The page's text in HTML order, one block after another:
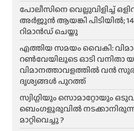
പോലീസിനെ വെല്ലുവിളിച്ച്
അർജുൻ ആയങ്കി പിടിയിൽ;
റിമാൻഡ് ചെയ്തു
എത്തിയ സമയം വൈകി:
റൺവേയിലൂടെ ഓടി വനിതാ
വിമാനത്താവളത്തിൽ വൻ
ദൃശ്യങ്ങൾ പുറത്ത്
സ്വിഗ്ഗിയും സൊമാറ്റോയും
ബെംഗളൂരുവിൽ
മാറ്റിവെച്ചു ?